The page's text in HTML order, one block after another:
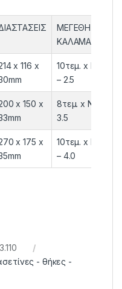
ΜΕΓΕΘΗ
ΚΑΛΑΜΑΡΙΕΡΑΣ
x 116 x
10τεμ. x No 2.0
– 2.5
x 150 x
8τεμ. x No 2.5 –
3.5
x 175 x
10τεμ. x No 3.0
– 4.0
- θήκες -